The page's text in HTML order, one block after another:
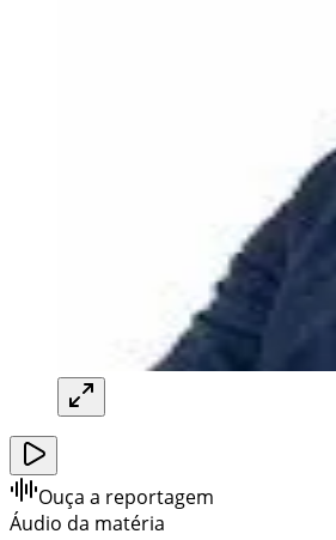
Ouça a reportagem
Áudio da matéria